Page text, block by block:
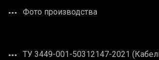
Фото производства
ТУ 3449-001-50312147-2021